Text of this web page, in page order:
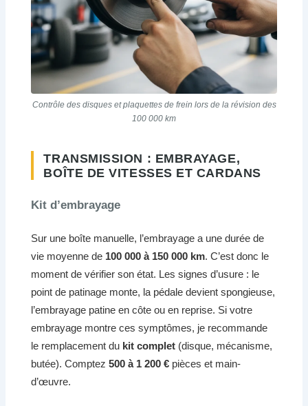
Contrôle des disques et plaquettes de frein lors de la révision des
100 000 km
TRANSMISSION : EMBRAYAGE,
BOÎTE DE VITESSES ET CARDANS
Kit d’embrayage
Sur une boîte manuelle, l’embrayage a une durée de
vie moyenne de 100 000 à 150 000 km. C’est donc le
moment de vérifier son état. Les signes d’usure : le
point de patinage monte, la pédale devient spongieuse,
l’embrayage patine en côte ou en reprise. Si votre
embrayage montre ces symptômes, je recommande
le remplacement du kit complet (disque, mécanisme,
butée). Comptez500 à 1 200 € pièces et main-
d’œuvre.